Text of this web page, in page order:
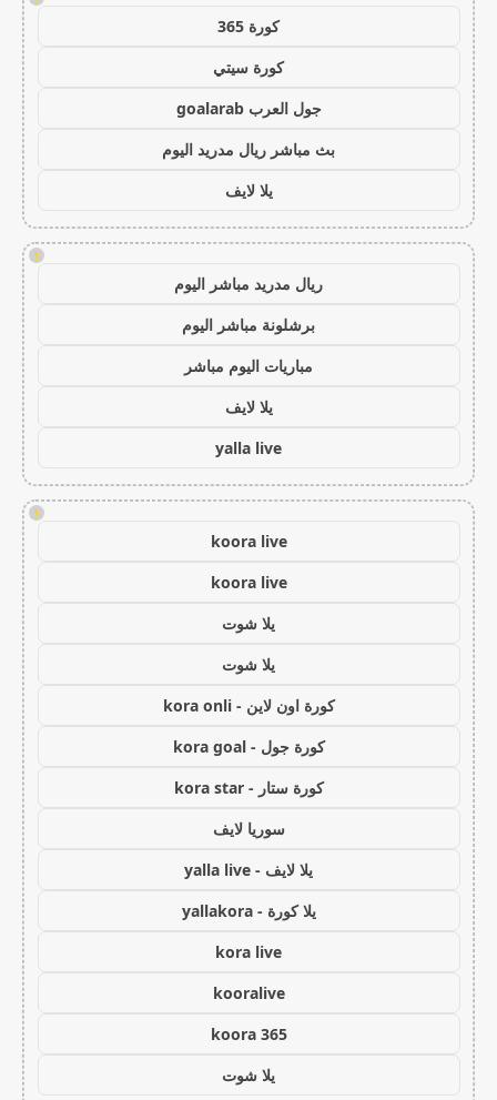
كورة 365
كورة سيتي
جول العرب goalarab
بث مباشر ريال مدريد اليوم
يلا لايف
!
ريال مدريد مباشر اليوم
برشلونة مباشر اليوم
مباريات اليوم مباشر
يلا لايف
yalla live
!
koora live
koora live
يلا شوت
يلا شوت
كورة اون لاين - kora onli
كورة جول - kora goal
كورة ستار - kora star
سوريا لايف
يلا لايف - yalla live
يلا كورة - yallakora
kora live
kooralive
koora 365
يلا شوت